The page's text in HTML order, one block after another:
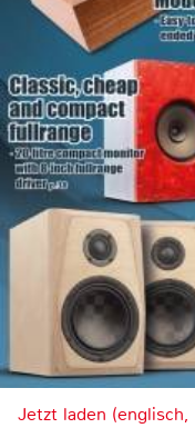
Jetzt laden (englisch,